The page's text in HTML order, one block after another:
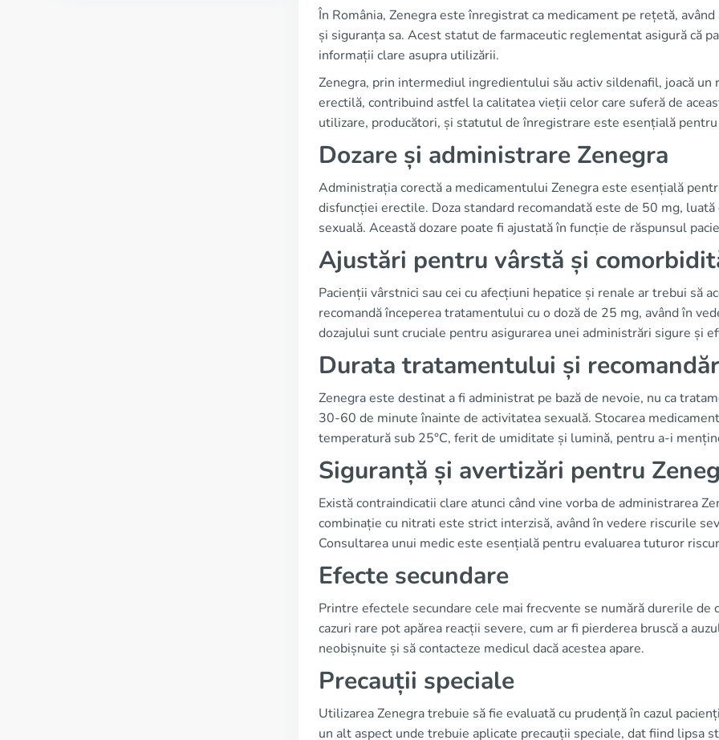
În România, Zenegra este înregistrat ca medicament pe rețetă,
și siguranța sa. Acest statut de farmaceutic reglementat asigură că
informații clare asupra utilizării.
Zenegra, prin intermediul ingredientului său activ sildenafil, joacă
erectilă, contribuind astfel la calitatea vieții celor care suferă de
utilizare, producători, și statutul de înregistrare este esențială
Dozare și administrare Zenegra
Administrația corectă a medicamentului Zenegra este esențială
disfuncției erectile. Doza standard recomandată este de 50 mg,
sexuală. Această dozare poate fi ajustată în funcție de răspunsul
Ajustări pentru vârstă și
Pacienții vârstnici sau cei cu afecțiuni hepatice și renale ar trebui să
recomandă începerea tratamentului cu o doză de 25 mg, având în
dozajului sunt cruciale pentru asigurarea unei administrări sigure și
Durata tratamentului și
Zenegra este destinat a fi administrat pe bază de nevoie, nu ca
30-60 de minute înainte de activitatea sexuală. Stocarea
temperatură sub 25°C, ferit de umiditate și lumină, pentru a-i
Siguranță și avertizări pentru
Există contraindicatii clare atunci când vine vorba de administrarea
combinație cu nitrati este strict interzisă, având în vedere riscurile
Consultarea unui medic este esențială pentru evaluarea tuturor
Efecte secundare
Printre efectele secundare cele mai frecvente se numără durerile de
cazuri rare pot apărea reacții severe, cum ar fi pierderea bruscă a
neobișnuite și să contacteze medicul dacă acestea apare.
Precauții speciale
Utilizarea Zenegra trebuie să fie evaluată cu prudență în cazul
un alt aspect unde trebuie aplicate precauții speciale, dat fiind lipsa